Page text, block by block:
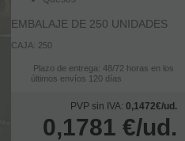
EMBALAJE DE 250 UNIDADES
CAJA: 250
Plazo de entrega: 48/72 horas en los
últimos envíos 120 días
PVP sin IVA: 0,1472€/ud.
0,1781 €/ud.